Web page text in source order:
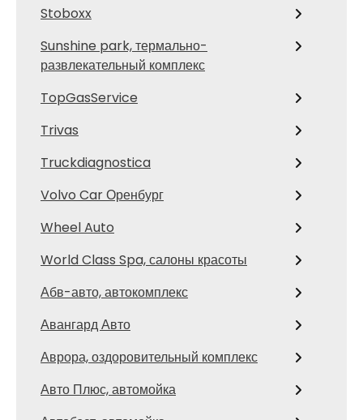
Stoboxx
Sunshine park, термально-
развлекательный комплекс
TopGasService
Trivas
Truckdiagnostica
Volvo Car Оренбург
Wheel Auto
World Class Spa, салоны красоты
Абв-авто, автокомплекс
Авангард Авто
Аврора, оздоровительный комплекс
Авто Плюс, автомойка